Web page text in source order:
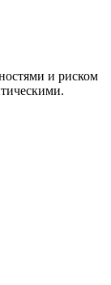
и риском